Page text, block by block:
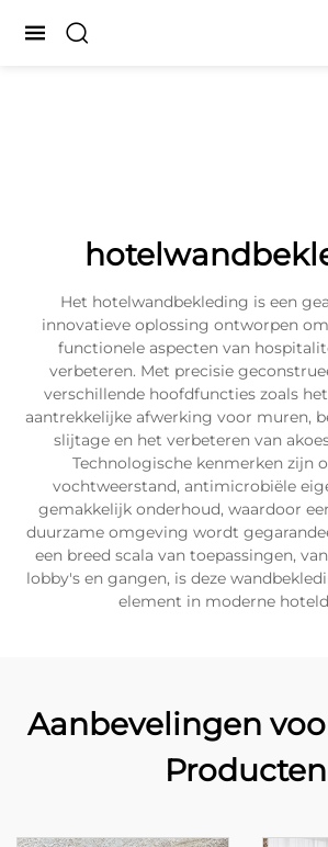
Het hotelwandbekleding is een
innovatieve oplossing ontworpen
functionele aspecten van
verbeteren. Met precisie
verschillende hoofdfuncties zoals
aantrekkelijke afwerking voor muren,
slijtage en het verbeteren van
Technologische kenmerken zijn
vochtweerstand, antimicrobiële
gemakkelijk onderhoud, waardoor
duurzame omgeving wordt
een breed scala van toepassingen,
lobby's en gangen, is deze
element in moderne
Aanbevelingen
Producten